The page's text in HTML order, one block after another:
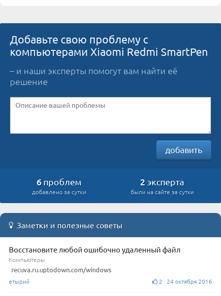
Добавьте свою проблему с
компьютерами Xiaomi Redmi SmartPen
– и наши эксперты помогут вам найти её
решение
добавить
6 проблем
добавлено за сутки
2 эксперта
были на сайте за сутки
Заметки и полезные советы
Восстановите любой ошибочно удаленный файл
Компьютеры
recuva.ru.uptodown.com/windows
етырий 2 24 октября 2016